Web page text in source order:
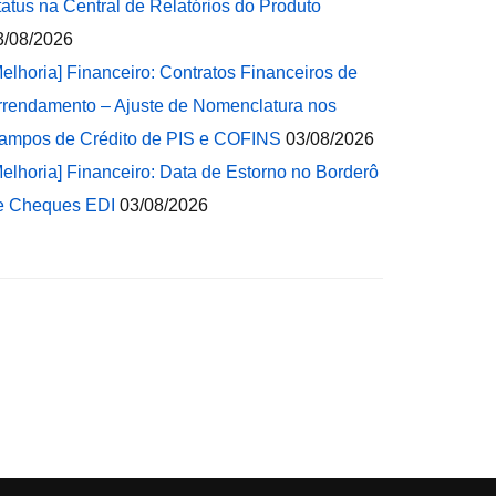
na Central de Relatórios do Produto
08/2026
Financeiro: Contratos Financeiros de
– Ajuste de Nomenclatura nos
de Crédito de PIS e COFINS 03/08/2026
Financeiro: Data de Estorno no Borderô
Cheques EDI 03/08/2026